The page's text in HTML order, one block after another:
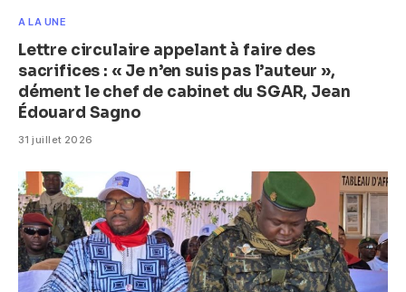
A LA UNE
Lettre circulaire appelant à faire des
sacrifices : « Je n’en suis pas l’auteur »,
dément le chef de cabinet du SGAR, Jean
Édouard Sagno
31 juillet 2026